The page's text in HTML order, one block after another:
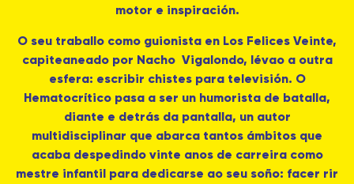
motor e inspiración.
O seu traballo como guionista en Los Felices Veinte,
capiteaneado por Nacho Vigalondo, lévao a outra
esfera: escribir chistes para televisión. O
Hematocrítico pasa a ser un humorista de batalla,
diante e detrás da pantalla, un autor
multidisciplinar que abarca tantos ámbitos que
acaba despedindo vinte anos de carreira como
mestre infantil para dedicarse ao seu soño: facer rir